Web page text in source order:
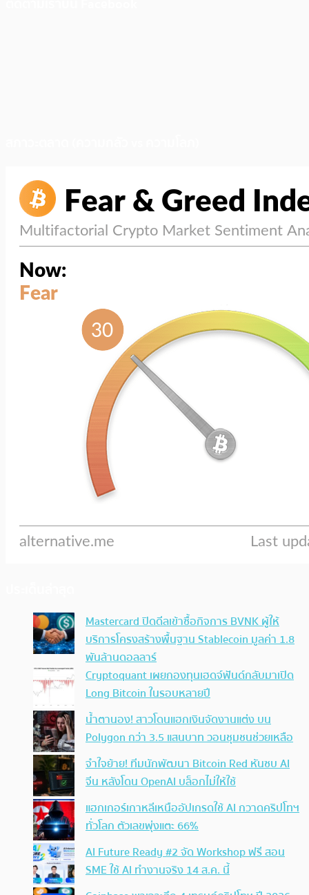
Mastercard ปิดดีลเข้าซื้อกิจการ BVNK ผู้ให้
บริการโครงสร้างพื้นฐาน Stablecoin มูลค่า 1.8
พันล้านดอลลาร์
Cryptoquant เผยกองทุนเฮดจ์ฟันด์กลับมาเปิด
Long Bitcoin ในรอบหลายปี
น้ำตานอง! สาวโดนแฮกเงินจัดงานแต่ง บน
Polygon กว่า 3.5 แสนบาท วอนชุมชนช่วยเหลือ
จำใจย้าย! ทีมนักพัฒนา Bitcoin Red หันซบ AI
จีน หลังโดน OpenAI บล็อกไม่ให้ใช้
แฮกเกอร์เกาหลีเหนืออัปเกรดใช้ AI กวาดคริปโทฯ
ทั่วโลก ตัวเลขพุ่งแตะ 66%
AI Future Ready #2 จัด Workshop ฟรี สอน
SME ใช้ AI ทำงานจริง 14 ส.ค. นี้